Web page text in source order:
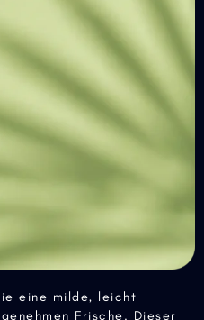
eine milde, leicht